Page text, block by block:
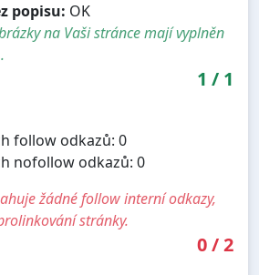
popisu: OK
na Vaši stránce mají vyplněn
1 / 1
follow odkazů: 0
nofollow odkazů: 0
žádné follow interní odkazy,
stránky.
0/2